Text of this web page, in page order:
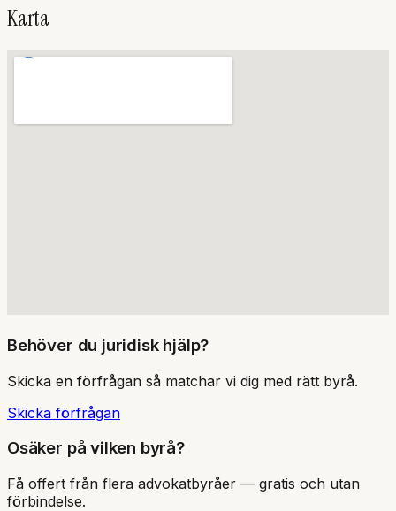
Karta
Behöver du juridisk hjälp?
Skicka en förfrågan så matchar vi dig med rätt byrå.
Skicka förfrågan
Osäker på vilken byrå?
Få offert från flera advokatbyråer — gratis och utan
förbindelse.